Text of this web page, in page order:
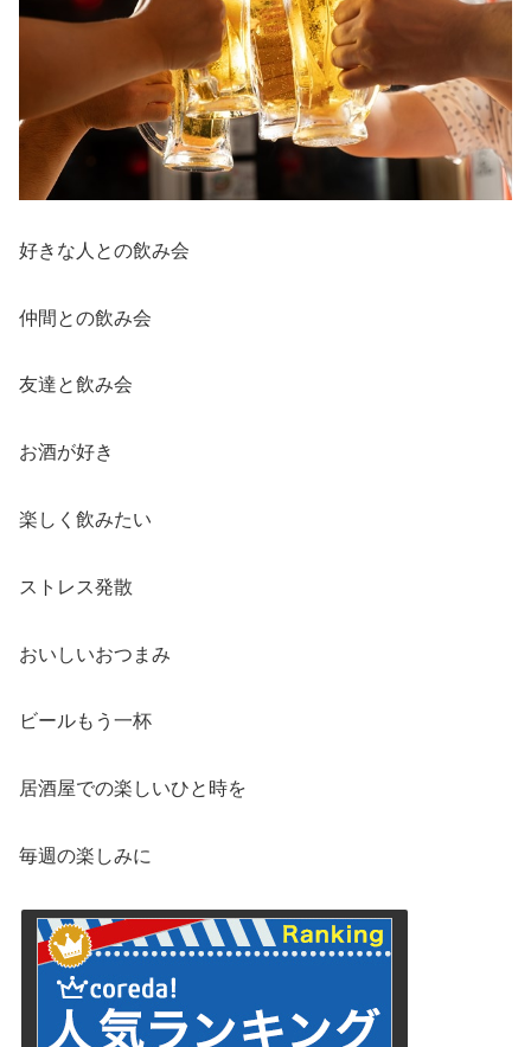
好きな人との飲み会
仲間との飲み会
友達と飲み会
お酒が好き
楽しく飲みたい
ストレス発散
おいしいおつまみ
ビールもう一杯
居酒屋での楽しいひと時を
毎週の楽しみに